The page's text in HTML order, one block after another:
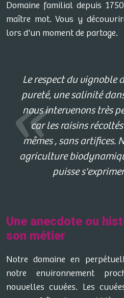
Domaine familial depuis
maître mot. Vous y
lors d'un moment de partage.
Le respect du vignoble
pureté, une salinité
nous intervenons très
car les raisins
mêmes , sans artifices.
agriculture
puisse
Une anecdote ou
son métier
Notre domaine en
notre environnement
nouvelles cuvées. Les